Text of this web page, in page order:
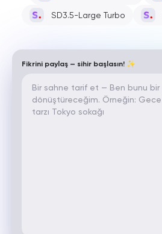
SD3.5-Large Turbo
Fikrini paylaş — sihir başlasın! ✨